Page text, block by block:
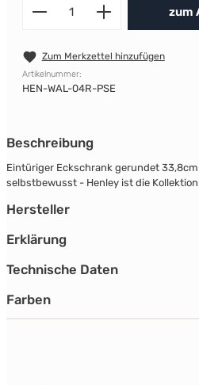
zum
Zum Merkzettel hinzufügen
Artikelnummer:
HEN-WAL-04R-PSE
Beschreibung
Eintüriger Eckschrank gerundet
selbstbewusst - Henley ist die
Hersteller
Erklärung
Technische Daten
Farben